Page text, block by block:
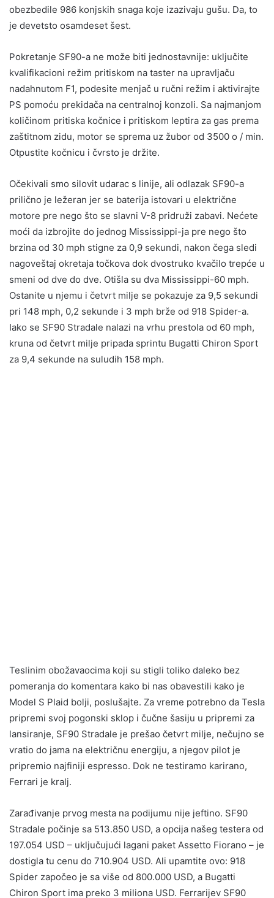
obezbedile 986 konjskih snaga koje izazivaju gušu. Da, to
je devetsto osamdeset šest.
Pokretanje SF90-a ne može biti jednostavnije: uključite
kvalifikacioni režim pritiskom na taster na upravljaču
nadahnutom F1, podesite menjač u ručni režim i aktivirajte
PS pomoću prekidača na centralnoj konzoli. Sa najmanjom
količinom pritiska kočnice i pritiskom leptira za gas prema
zaštitnom zidu, motor se sprema uz žubor od 3500 o / min.
Otpustite kočnicu i čvrsto je držite.
Očekivali smo silovit udarac s linije, ali odlazak SF90-a
prilično je ležeran jer se baterija istovari u električne
motore pre nego što se slavni V-8 pridruži zabavi. Nećete
moći da izbrojite do jednog Mississippi-ja pre nego što
brzina od 30 mph stigne za 0,9 sekundi, nakon čega sledi
nagoveštaj okretaja točkova dok dvostruko kvačilo trepće u
smeni od dve do dve. Otišla su dva Mississippi-60 mph.
Ostanite u njemu i četvrt milje se pokazuje za 9,5 sekundi
pri 148 mph, 0,2 sekunde i 3 mph brže od 918 Spider-a.
Iako se SF90 Stradale nalazi na vrhu prestola od 60 mph,
kruna od četvrt milje pripada sprintu Bugatti Chiron Sport
za 9,4 sekunde na suludih 158 mph.
Teslinim obožavaocima koji su stigli toliko daleko bez
pomeranja do komentara kako bi nas obavestili kako je
Model S Plaid bolji, poslušajte. Za vreme potrebno da Tesla
pripremi svoj pogonski sklop i čučne šasiju u pripremi za
lansiranje, SF90 Stradale je prešao četvrt milje, nečujno se
vratio do jama na električnu energiju, a njegov pilot je
pripremio najfiniji espresso. Dok ne testiramo karirano,
Ferrari je kralj.
Zarađivanje prvog mesta na podijumu nije jeftino. SF90
Stradale počinje sa 513.850 USD, a opcija našeg testera od
197.054 USD – uključujući lagani paket Assetto Fiorano – je
dostigla tu cenu do 710.904 USD. Ali upamtite ovo: 918
Spider započeo je sa više od 800.000 USD, a Bugatti
Chiron Sport ima preko 3 miliona USD. Ferrarijev SF90